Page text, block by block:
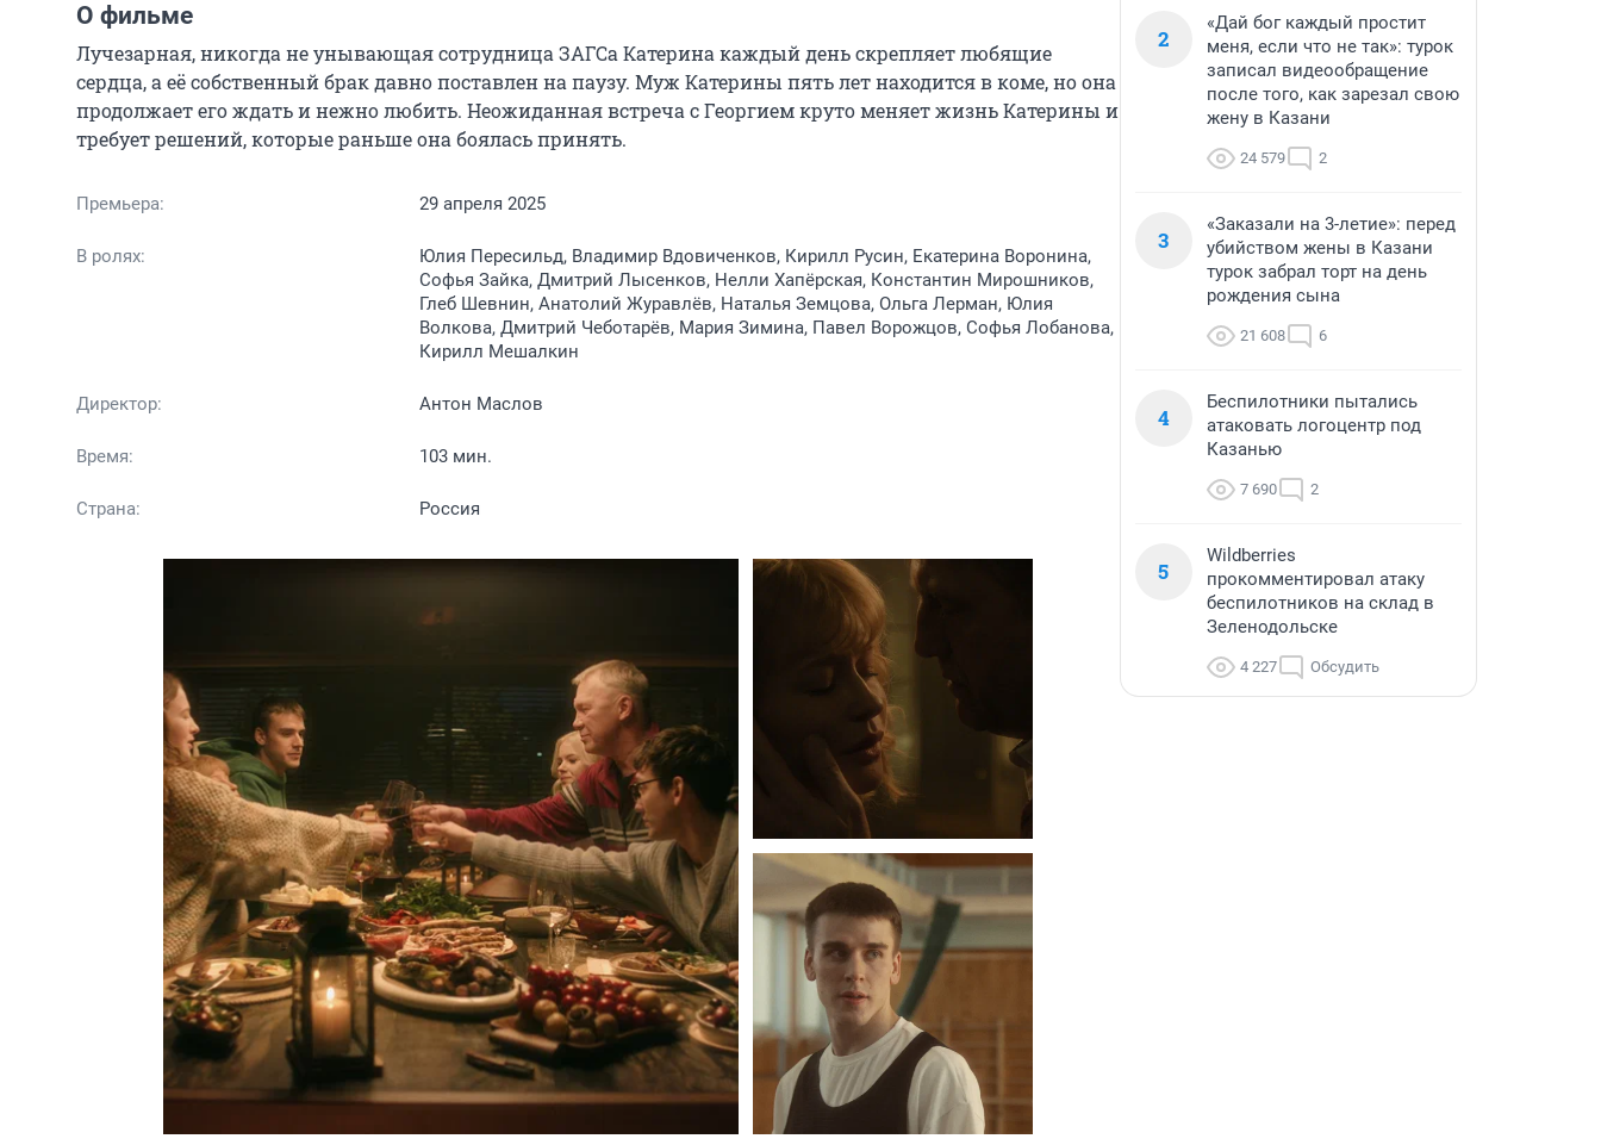
О фильме
Лучезарная, никогда не унывающая сотрудница ЗАГСа Катерина каждый день скрепляет любящие
сердца, а её собственный брак давно поставлен на паузу. Муж Катерины пять лет находится в коме, но она
продолжает его ждать и нежно любить. Неожиданная встреча с Георгием круто меняет жизнь Катерины и
требует решений, которые раньше она боялась принять.
Премьера: 29 апреля 2025
В ролях:
Юлия Пересильд, Владимир Вдовиченков, Кирилл Русин, Екатерина Воронина,
Софья Зайка, Дмитрий Лысенков, Нелли Хапёрская, Константин Мирошников,
Глеб Шевнин, Анатолий Журавлёв, Наталья Земцова, Ольга Лерман, Юлия
Волкова, Дмитрий Чеботарёв, Мария Зимина, Павел Ворожцов, Софья Лобанова,
Кирилл Мешалкин
Директор: Антон Маслов
Время: 103 мин.
Страна: Россия
2
«Дай бог каждый простит
меня, если что не так»: турок
записал видеообращение
после того, как зарезал свою
жену в Казани
24 579 2
3
«Заказали на 3-летие»: перед
убийством жены в Казани
турок забрал торт на день
рождения сына
21 608 6
4
Беспилотники пытались
атаковать логоцентр под
Казанью
7 690 2
5
Wildberries
прокомментировал атаку
беспилотников на склад в
Зеленодольске
4 227 Обсудить